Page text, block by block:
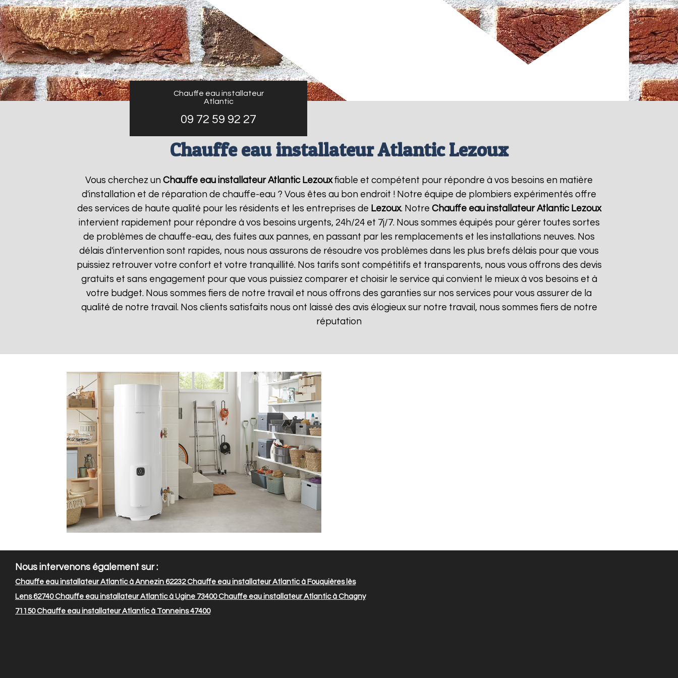
Chauffe eau installateur
Atlantic
09 72 59 92 27
Chauffe eau installateur Atlantic Lezoux
Vous cherchez un Chauffe eau installateur Atlantic Lezouxfiable et compétent pour répondre à vos besoins en matière
d'installation et de réparation de chauffe-eau ? Vous êtes au bon endroit ! Notre équipe de plombiers expérimentés offre
des services de haute qualité pour les résidents et les entreprises de Lezoux. Notre Chauffe eau installateur Atlantic Lezoux
intervient rapidement pour répondre à vos besoins urgents, 24h/24 et 7j/7. Nous sommes équipés pour gérer toutes sortes
de problèmes de chauffe-eau, des fuites aux pannes, en passant par les remplacements et les installations neuves. Nos
délais d'intervention sont rapides, nous nous assurons de résoudre vos problèmes dans les plus brefs délais pour que vous
puissiez retrouver votre confort et votre tranquillité. Nos tarifs sont compétitifs et transparents, nous vous offrons des devis
gratuits et sans engagement pour que vous puissiez comparer et choisir le service qui convient le mieux à vos besoins et à
votre budget. Nous sommes fiers de notre travail et nous offrons des garanties sur nos services pour vous assurer de la
qualité de notre travail. Nos clients satisfaits nous ont laissé des avis élogieux sur notre travail, nous sommes fiers de notre
réputation
Nous intervenons également sur :
Chauffe eau installateur Atlantic à Annezin 62232Chauffe eau installateur Atlantic à Fouquières lès
Lens 62740Chauffe eau installateur Atlantic à Ugine 73400Chauffe eau installateur Atlantic à Chagny
71150Chauffe eau installateur Atlantic à Tonneins 47400